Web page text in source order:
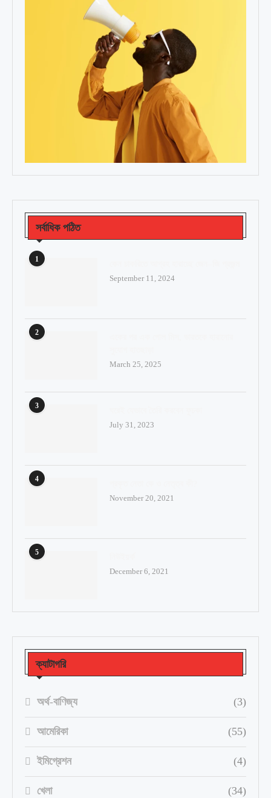
সর্বাধিক পঠিত
1
September 11, 2024
2
March 25, 2025
3
July 31, 2023
4
November 20, 2021
5
December 6, 2021
ক্যাটাগরি
অর্থ-বাণিজ্য (3)
আমেরিকা (55)
ইমিগ্রেশন (4)
খেলা (34)